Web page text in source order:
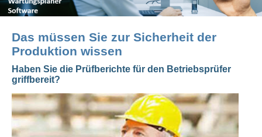
Das müssen Sie zur Sicherheit der
Produktion wissen
Haben Sie die Prüfberichte für den Betriebsprüfer
griffbereit?